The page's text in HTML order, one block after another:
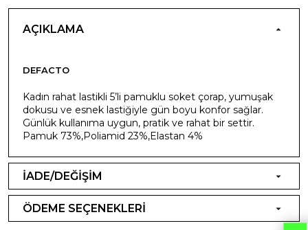
AÇIKLAMA
DEFACTO
Kadın rahat lastikli 5’li pamuklu soket çorap, yumuşak
dokusu ve esnek lastiğiyle gün boyu konfor sağlar.
Günlük kullanıma uygun, pratik ve rahat bir settir.
Pamuk 73%,Poliamid 23%,Elastan 4%
İADE/DEĞİŞİM
ÖDEME SEÇENEKLERİ